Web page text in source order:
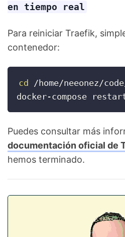
en tiempo real
Para reiniciar Traefik,
contenedor:
cd /home/neeonez/
docker-compose
Puedes consultar más
documentación oficial de
hemos terminado.